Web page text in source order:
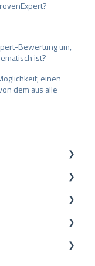
Bewertung um,
ist?
einen
dem aus alle